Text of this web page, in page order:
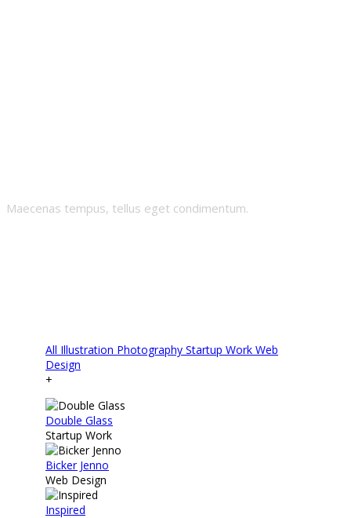
Maecenas tempus, tellus eget condimentum.
All Illustration Photography Startup Work Web
Design
+
Double Glass
Startup Work
Bicker Jenno
Web Design
Inspired